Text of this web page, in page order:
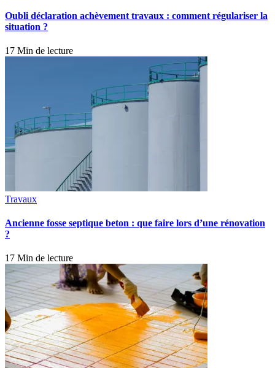
Oubli déclaration achèvement travaux : comment régulariser la
situation ?
17 Min de lecture
Travaux
Ancienne fosse septique beton : que faire lors d’une rénovation
?
17 Min de lecture